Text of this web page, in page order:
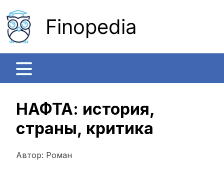
Finopedia
НАФТА: история,
страны, критика
Автор: Роман